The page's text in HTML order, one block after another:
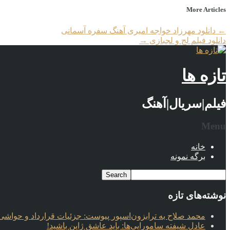
More Articles
← دانلود مهرزاد خواجه امیری آهنگ سفره آسمانی
دانلود فیلم لج و لجبازی →
تازه ها
فیلم|سریال|آهنگ
Menu
خانه
برگه نمونه
نوشته‌های تازه
محمد صلاح به ترابزون‌اسپور پیوست: جزئیات قرارداد و حواشی
عادل شیفته سامورایی‌ها: باید عاشق ژاپن باشید!